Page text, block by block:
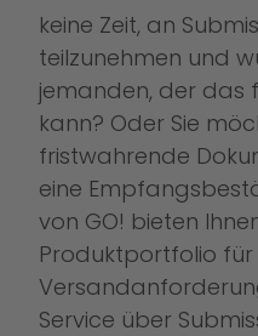
keine Zeit, an
teilzunehmen und
jemanden, der das
kann? Oder Sie
fristwahrende
eine
von GO! bieten
Produktportfolio
Service über